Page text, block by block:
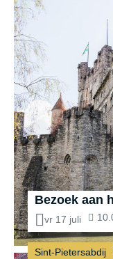
Bezoek aan
vr 17 juli
Sint-Pietersabdij